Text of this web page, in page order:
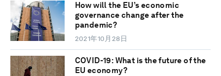
How will the EU’s economic
governance change after the
pandemic?
2021年10月28日
COVID-19: What is the future of the
EU economy?